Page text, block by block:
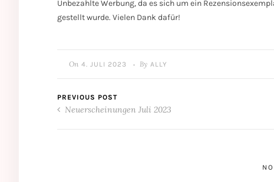
Unbezahlte Werbung, da es sich um ein
gestellt wurde. Vielen Dank dafür!
On 4. JULI 2023 • By ALLY
PREVIOUS POST
Neuerscheinungen Juli 2023